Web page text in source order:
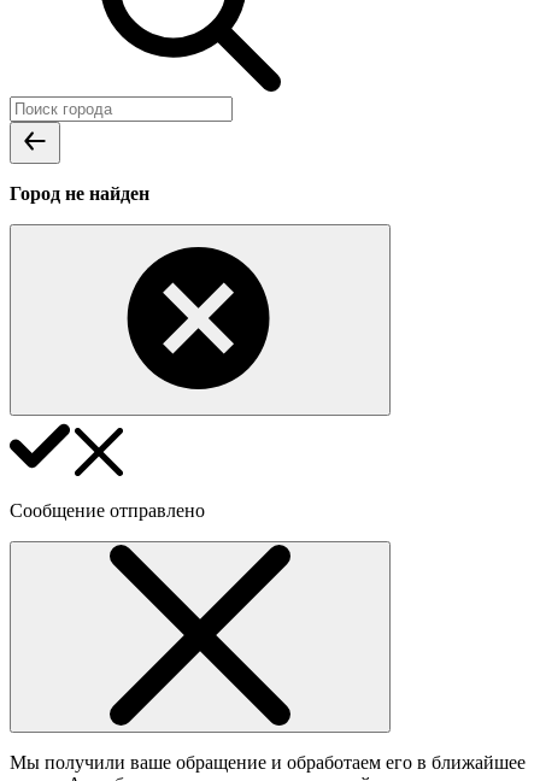
Город не найден
Сообщение отправлено
Мы получили ваше обращение и обработаем его в ближайшее